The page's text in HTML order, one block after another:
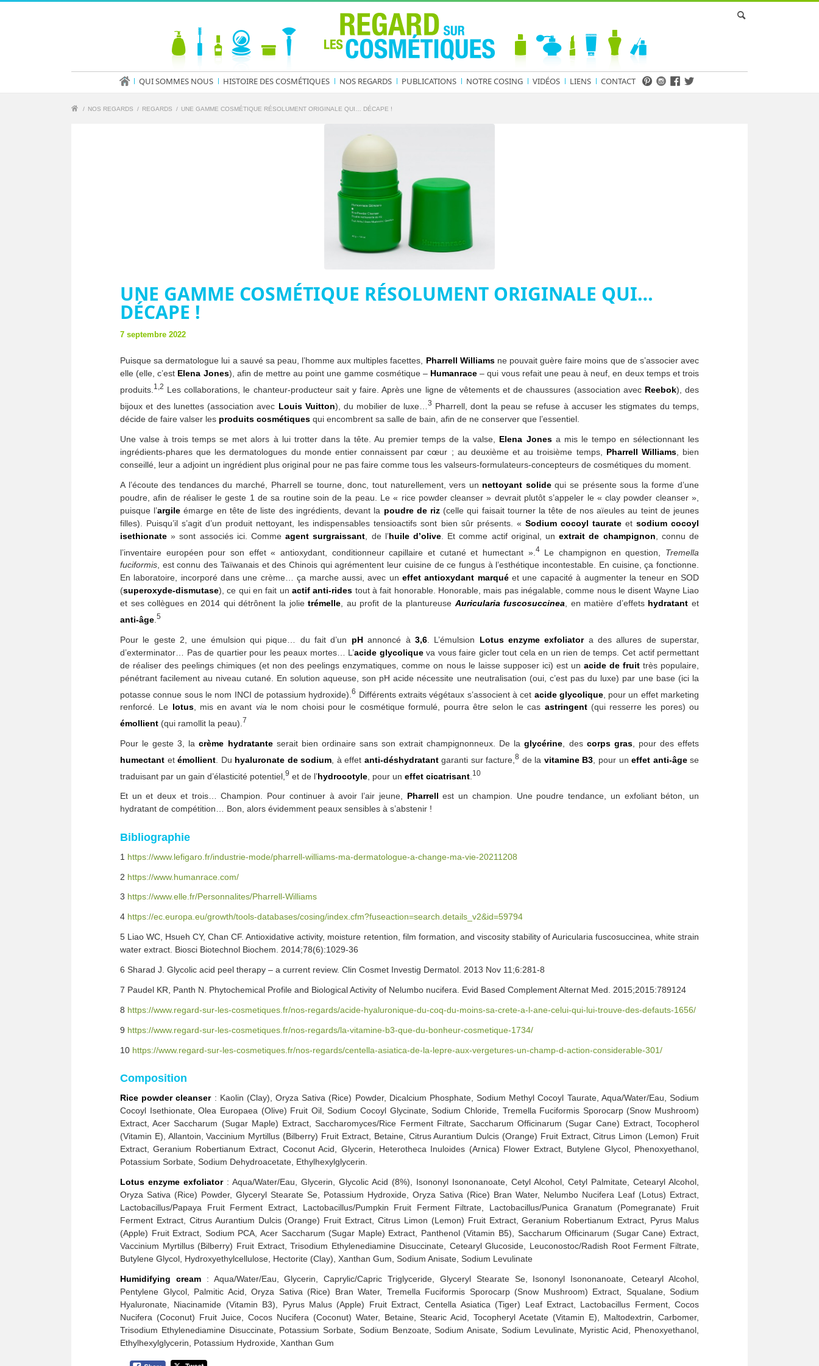
QUI SOMMES NOUS HISTOIRE DES COSMÉTIQUES NOS REGARDS PUBLICATIONS NOTRE COSING VIDÉOS LIENS CONTACT
/ NOS REGARDS / REGARDS / UNE GAMME COSMÉTIQUE RÉSOLUMENT ORIGINALE QUI… DÉCAPE !
UNE GAMME COSMÉTIQUE RÉSOLUMENT ORIGINALE QUI…
DÉCAPE !
7 septembre 2022
Puisque sa dermatologue lui a sauvé sa peau, l’homme aux multiples facettes, Pharrell Williamsne pouvait guère faire moins que de s’associer avec
elle (elle, c’est Elena Jones), afin de mettre au point une gamme cosmétique – Humanrace – qui vous refait une peau à neuf, en deux temps et trois
produits. 1,2 Les collaborations, le chanteur-producteur sait y faire. Après une ligne de vêtements et de chaussures (association avec Reebok), des
bijoux et des lunettes (association avec Louis Vuitton), du mobilier de luxe… 3 Pharrell, dont la peau se refuse à accuser les stigmates du temps,
décide de faire valser les produits cosmétiques qui encombrent sa salle de bain, afin de ne conserver que l’essentiel.
Une valse à trois temps se met alors à lui trotter dans la tête. Au premier temps de la valse, Elena Jonesa mis le tempo en sélectionnant les
ingrédients-phares que les dermatologues du monde entier connaissent par cœur ; au deuxième et au troisième temps, Pharrell Williams, bien
conseillé, leur a adjoint un ingrédient plus original pour ne pas faire comme tous les valseurs-formulateurs-concepteurs de cosmétiques du moment.
A l’écoute des tendances du marché, Pharrell se tourne, donc, tout naturellement, vers un nettoyant solidequi se présente sous la forme d’une
poudre, afin de réaliser le geste 1 de sa routine soin de la peau. Le « rice powder cleanser » devrait plutôt s’appeler le « clay powder cleanser »,
puisque l’argile émarge en tête de liste des ingrédients, devant la poudre de riz (celle qui faisait tourner la tête de nos aïeules au teint de jeunes
filles). Puisqu’il s’agit d’un produit nettoyant, les indispensables tensioactifs sont bien sûr présents. « Sodium cocoyl taurateet sodium cocoyl
isethionate » sont associés ici. Commeagent surgraissant , de l’huile d’olive . Et comme actif original, unextrait de champignon , connu de
l’inventaire européen pour son effet « antioxydant, conditionneur capillaire et cutané et humectant ». 4Le champignon en question, Tremella
fuciformis, est connu des Taïwanais et des Chinois qui agrémentent leur cuisine de ce fungus à l’esthétique incontestable. En cuisine, ça fonctionne.
En laboratoire, incorporé dans une crème… ça marche aussi, avec un effet antioxydant marquéet une capacité à augmenter la teneur en SOD
(superoxyde-dismutase), ce qui en fait un actif anti-rides tout à fait honorable. Honorable, mais pas inégalable, comme nous le disent Wayne Liao
et ses collègues en 2014 qui détrônent la jolietrémelle, au profit de la plantureuse Auricularia fuscosuccinea, en matière d’effets hydratant et
anti-âge 5
Pour le geste 2, une émulsion qui pique… du fait d’un pHannoncé à 3,6. L’émulsion Lotus enzyme exfoliatora des allures de superstar,
d’exterminator… Pas de quartier pour les peaux mortes… L’acide glycoliqueva vous faire gicler tout cela en un rien de temps. Cet actif permettant
de réaliser des peelings chimiques (et non des peelings enzymatiques, comme on nous le laisse supposer ici) est un acide de fruittrès populaire,
pénétrant facilement au niveau cutané. En solution aqueuse, son pH acide nécessite une neutralisation (oui, c’est pas du luxe) par une base (ici la
potasse connue sous le nom INCI de potassium hydroxide).6 Différents extraits végétaux s’associent à cet acide glycolique, pour un effet marketing
renforcé. Le lotus, mis en avant viale nom choisi pour le cosmétique formulé, pourra être selon le cas astringent(qui resserre les pores) ou
émollient (qui ramollit la peau). 7
Pour le geste 3, lacrème hydratanteserait bien ordinaire sans son extrait champignonneux. De laglycérine , des corps gras, pour des effets
humectant etémollient . Du hyaluronate de sodium , à effet anti-déshydratantgaranti sur facture,8 de la vitamine B3 , pour uneffet anti-âgese
traduisant par un gain d’élasticité potentiel, 9 et de l’hydrocotyle , pour un effet cicatrisant 10
Et un et deux et trois… Champion. Pour continuer à avoir l’air jeune, Pharrell est un champion. Une poudre tendance, un exfoliant béton, un
hydratant de compétition… Bon, alors évidemment peaux sensibles à s’abstenir !
Bibliographie
1 https://www.lefigaro.fr/industrie-mode/pharrell-williams-ma-dermatologue-a-change-ma-vie-20211208
2 https://www.humanrace.com/
3 https://www.elle.fr/Personnalites/Pharrell-Williams
4 https://ec.europa.eu/growth/tools-databases/cosing/index.cfm?fuseaction=search.details_v2&id=59794
5 Liao WC, Hsueh CY, Chan CF. Antioxidative activity, moisture retention, film formation, and viscosity stability of Auricularia fuscosuccinea, white strain
water extract. Biosci Biotechnol Biochem. 2014;78(6):1029-36
6 Sharad J. Glycolic acid peel therapy – a current review. Clin Cosmet Investig Dermatol. 2013 Nov 11;6:281-8
7 Paudel KR, Panth N. Phytochemical Profile and Biological Activity of Nelumbo nucifera. Evid Based Complement Alternat Med. 2015;2015:789124
8 https://www.regard-sur-les-cosmetiques.fr/nos-regards/acide-hyaluronique-du-coq-du-moins-sa-crete-a-l-ane-celui-qui-lui-trouve-des-defauts-1656/
9 https://www.regard-sur-les-cosmetiques.fr/nos-regards/la-vitamine-b3-que-du-bonheur-cosmetique-1734/
10 https://www.regard-sur-les-cosmetiques.fr/nos-regards/centella-asiatica-de-la-lepre-aux-vergetures-un-champ-d-action-considerable-301/
Composition
Rice powder cleanser: Kaolin (Clay), Oryza Sativa (Rice) Powder, Dicalcium Phosphate, Sodium Methyl Cocoyl Taurate, Aqua/Water/Eau, Sodium
Cocoyl Isethionate, Olea Europaea (Olive) Fruit Oil, Sodium Cocoyl Glycinate, Sodium Chloride, Tremella Fuciformis Sporocarp (Snow Mushroom)
Extract, Acer Saccharum (Sugar Maple) Extract, Saccharomyces/Rice Ferment Filtrate, Saccharum Officinarum (Sugar Cane) Extract, Tocopherol
(Vitamin E), Allantoin, Vaccinium Myrtillus (Bilberry) Fruit Extract, Betaine, Citrus Aurantium Dulcis (Orange) Fruit Extract, Citrus Limon (Lemon) Fruit
Extract, Geranium Robertianum Extract, Coconut Acid, Glycerin, Heterotheca Inuloides (Arnica) Flower Extract, Butylene Glycol, Phenoxyethanol,
Potassium Sorbate, Sodium Dehydroacetate, Ethylhexylglycerin.
Lotus enzyme exfoliator: Aqua/Water/Eau, Glycerin, Glycolic Acid (8%), Isononyl Isononanoate, Cetyl Alcohol, Cetyl Palmitate, Cetearyl Alcohol,
Oryza Sativa (Rice) Powder, Glyceryl Stearate Se, Potassium Hydroxide, Oryza Sativa (Rice) Bran Water, Nelumbo Nucifera Leaf (Lotus) Extract,
Lactobacillus/Papaya Fruit Ferment Extract, Lactobacillus/Pumpkin Fruit Ferment Filtrate, Lactobacillus/Punica Granatum (Pomegranate) Fruit
Ferment Extract, Citrus Aurantium Dulcis (Orange) Fruit Extract, Citrus Limon (Lemon) Fruit Extract, Geranium Robertianum Extract, Pyrus Malus
(Apple) Fruit Extract, Sodium PCA, Acer Saccharum (Sugar Maple) Extract, Panthenol (Vitamin B5), Saccharum Officinarum (Sugar Cane) Extract,
Vaccinium Myrtillus (Bilberry) Fruit Extract, Trisodium Ethylenediamine Disuccinate, Cetearyl Glucoside, Leuconostoc/Radish Root Ferment Filtrate,
Butylene Glycol, Hydroxyethylcellulose, Hectorite (Clay), Xanthan Gum, Sodium Anisate, Sodium Levulinate
Humidifying cream: Aqua/Water/Eau, Glycerin, Caprylic/Capric Triglyceride, Glyceryl Stearate Se, Isononyl Isononanoate, Cetearyl Alcohol,
Pentylene Glycol, Palmitic Acid, Oryza Sativa (Rice) Bran Water, Tremella Fuciformis Sporocarp (Snow Mushroom) Extract, Squalane, Sodium
Hyaluronate, Niacinamide (Vitamin B3), Pyrus Malus (Apple) Fruit Extract, Centella Asiatica (Tiger) Leaf Extract, Lactobacillus Ferment, Cocos
Nucifera (Coconut) Fruit Juice, Cocos Nucifera (Coconut) Water, Betaine, Stearic Acid, Tocopheryl Acetate (Vitamin E), Maltodextrin, Carbomer,
Trisodium Ethylenediamine Disuccinate, Potassium Sorbate, Sodium Benzoate, Sodium Anisate, Sodium Levulinate, Myristic Acid, Phenoxyethanol,
Ethylhexylglycerin, Potassium Hydroxide, Xanthan Gum